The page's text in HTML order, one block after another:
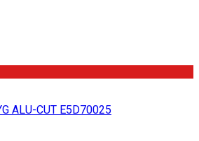
ALU-CUT E5D70025